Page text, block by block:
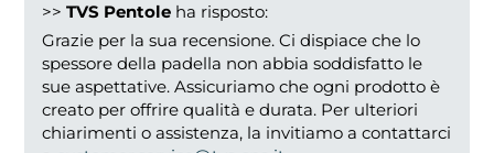
>>TVS Pentole ha risposto:
Grazie per la sua recensione. Ci dispiace che lo
spessore della padella non abbia soddisfatto le
sue aspettative. Assicuriamo che ogni prodotto è
creato per offrire qualità e durata. Per ulteriori
chiarimenti o assistenza, la invitiamo a contattarci